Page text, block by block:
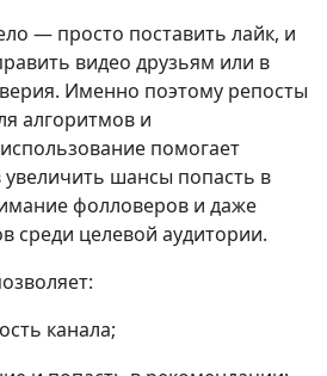
— просто поставить лайк, и
видео друзьям или в
Именно поэтому репосты
алгоритмов и
помогает
шансы попасть в
фолловеров и даже
среди целевой аудитории.
канала;